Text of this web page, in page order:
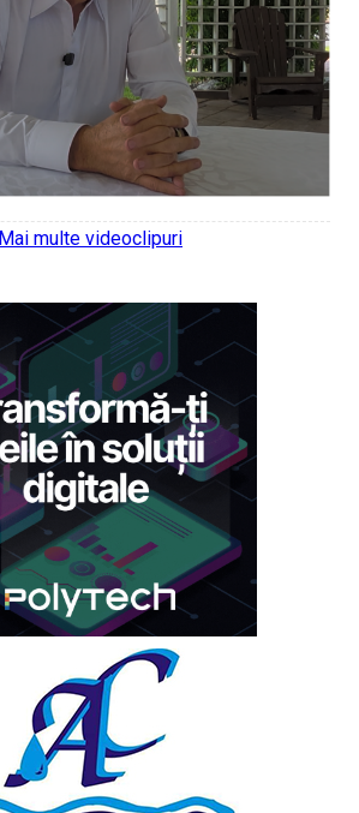
Mai multe videoclipuri